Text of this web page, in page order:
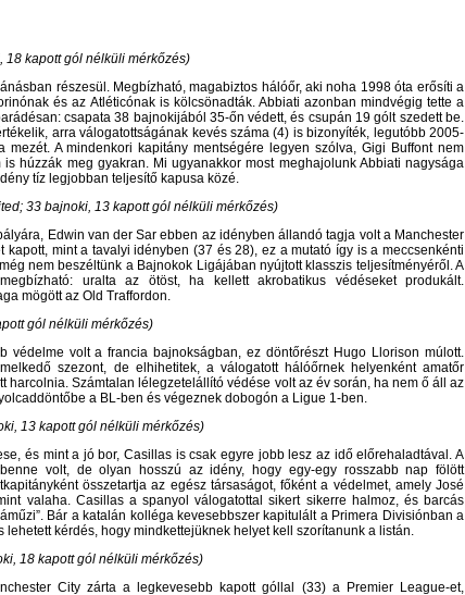
kapott gól nélküli mérkőzés)
részesül. Megbízható, magabiztos hálóőr, aki noha 1998 óta erősíti a
és az Atléticónak is kölcsönadták. Abbiati azonban mindvégig tette a
csapata 38 bajnokijából 35-őn védett, és csupán 19 gólt szedett be.
arra válogatottságának kevés száma (4) is bizonyíték, legutóbb 2005-
mezét. A mindenkori kapitány mentségére legyen szólva, Gigi Buffont nem
húzzák meg gyakran. Mi ugyanakkor most meghajolunk Abbiati nagysága
tíz legjobban teljesítő kapusa közé.
33 bajnoki, 13 kapott gól nélküli mérkőzés)
Edwin van der Sar ebben az idényben állandó tagja volt a Manchester
kapott, mint a tavalyi idényben (37 és 28), ez a mutató így is a meccsenkénti
nem beszéltünk a Bajnokok Ligájában nyújtott klasszis teljesítményéről. A
uralta az ötöst, ha kellett akrobatikus védéseket produkált.
mögött az Old Traffordon.
gól nélküli mérkőzés)
védelme volt a francia bajnokságban, ez döntőrészt Hugo Llorison múlott.
szezont, de elhihetitek, a válogatott hálóőrnek helyenként amatőr
harcolnia. Számtalan lélegzetelállító védése volt az év során, ha nem ő áll az
a BL-ben és végeznek dobogón a Ligue 1-ben.
13 kapott gól nélküli mérkőzés)
és mint a jó bor, Casillas is csak egyre jobb lesz az idő előrehaladtával. A
volt, de olyan hosszú az idény, hogy egy-egy rosszabb nap fölött
összetartja az egész társaságot, főként a védelmet, amely José
valaha. Casillas a spanyol válogatottal sikert sikerre halmoz, és barcás
Bár a katalán kolléga kevesebbszer kapitulált a Primera Divisiónban a
kérdés, hogy mindkettejüknek helyet kell szorítanunk a listán.
18 kapott gól nélküli mérkőzés)
City zárta a legkevesebb kapott góllal (33) a Premier League-et,